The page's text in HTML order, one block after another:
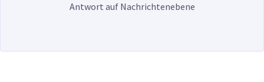
Antwort auf Nachrichtenebene